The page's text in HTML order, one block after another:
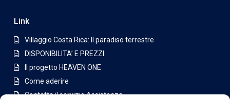
Link
Villaggio Costa Rica: Il paradiso terrestre
DISPONIBILITA’ E PREZZI
Il progetto HEAVEN ONE
Come aderire
Contatta il servizio Assistenza